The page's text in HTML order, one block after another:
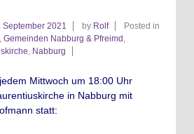
September 2021 by Rolf
Posted in
, Gemeinden Nabburg & Pfreimd ,
, Nabburg
Mittwoch um 18:00 Uhr
in Nabburg mit
statt: